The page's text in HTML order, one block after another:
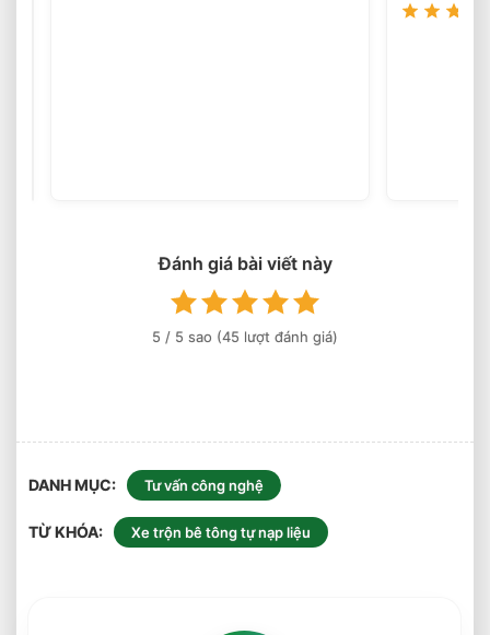
Đánh giá bài viết này
5 / 5 sao (45 lượt đánh giá)
DANH MỤC Tư vấn công nghệ
TỪ KHÓA Xe trộn bê tông tự nạp liệu